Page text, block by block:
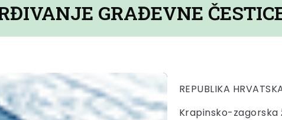
GRAĐEVNE
REPUBLIKA
Krapinsko-zagorska